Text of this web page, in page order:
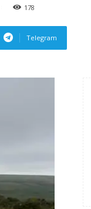
178
Telegram